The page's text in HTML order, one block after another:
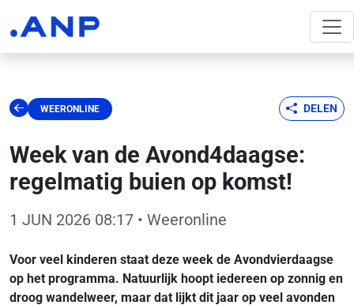
WEERONLINE DELEN
Week van de Avond4daagse:
regelmatig buien op komst!
1 JUN 2026 08:17 • Weeronline
Voor veel kinderen staat deze week de Avondvierdaagse
op het programma. Natuurlijk hoopt iedereen op zonnig en
droog wandelweer, maar dat lijkt dit jaar op veel avonden